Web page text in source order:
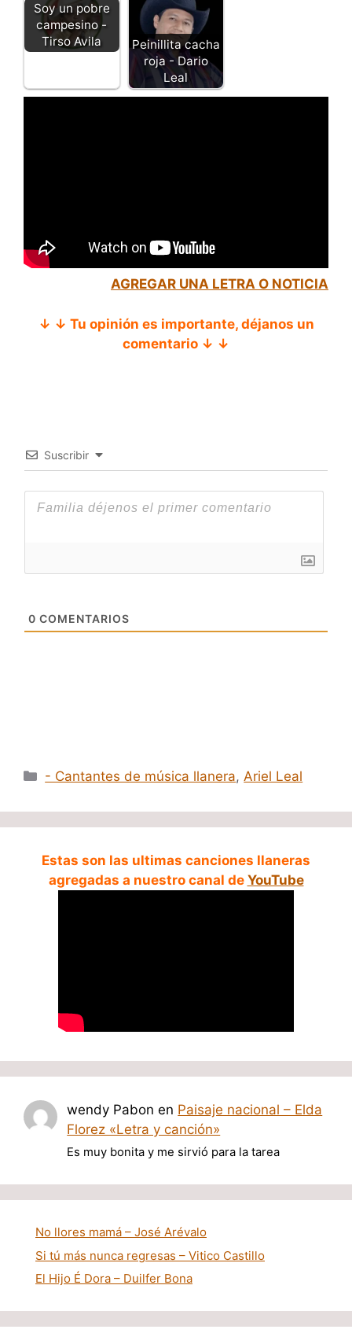
Soy un pobre
campesino -
Tirso Avila
Peinillita cacha
roja - Dario
Leal
AGREGAR UNA LETRA O NOTICIA
↓ ↓ Tu opinión es importante, déjanos un
comentario ↓ ↓
Suscribir
0 COMENTARIOS
Categorías
- Cantantes de música llanera, Ariel Leal
Estas son las ultimas canciones llaneras
agregadas a nuestro canal de YouTube
wendy Pabon en Paisaje nacional – Elda
Florez «Letra y canción»
Es muy bonita y me sirvió para la tarea
No llores mamá – José Arévalo
Si tú más nunca regresas – Vitico Castillo
El Hijo É Dora – Duilfer Bona